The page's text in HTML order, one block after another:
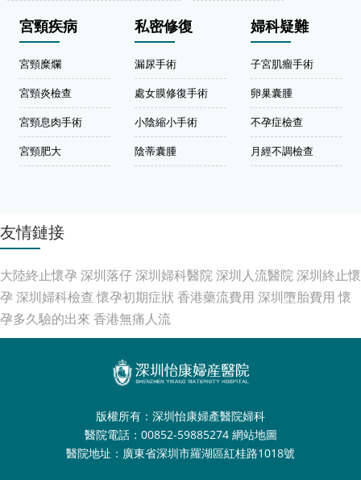
宮頸疾病
宮頸糜爛
宮頸炎檢查
宮頸息肉手術
宮頸肥大
私密修復
漏尿手術
處女膜修復手術
小陰縮小手術
陰蒂囊腫
婦科疑難
子宮肌瘤手術
卵巢囊腫
不孕症檢查
月經不調檢查
友情鏈接
大陸終止懷孕 深圳落仔深圳婦科醫院深圳人流醫院深圳終止懷
孕 深圳婦科檢查 懷孕初期症狀 香港藥流費用 深圳墮胎費用 懷
孕多久驗的出來 香港無痛人流
版權所有：深圳怡康婦產醫院婦科
醫院電話：00852-59885274 網站地圖
醫院地址：廣東省深圳市羅湖區紅桂路1018號